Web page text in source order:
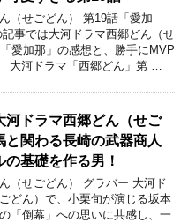
（せごどん） 第19話「愛加
事では大河ドラマ西郷どん（せ
愛加那」の感想と、勝手にMVP
大河ドラマ「西郷どん」第 …
河ドラマ西郷どん（せご
と関わる長崎の武器商人
基礎を作る男！
（せごどん） グラバー 大河ド
どん）で、小栗旬が演じる坂本
「倒幕」への思いに共感し、一